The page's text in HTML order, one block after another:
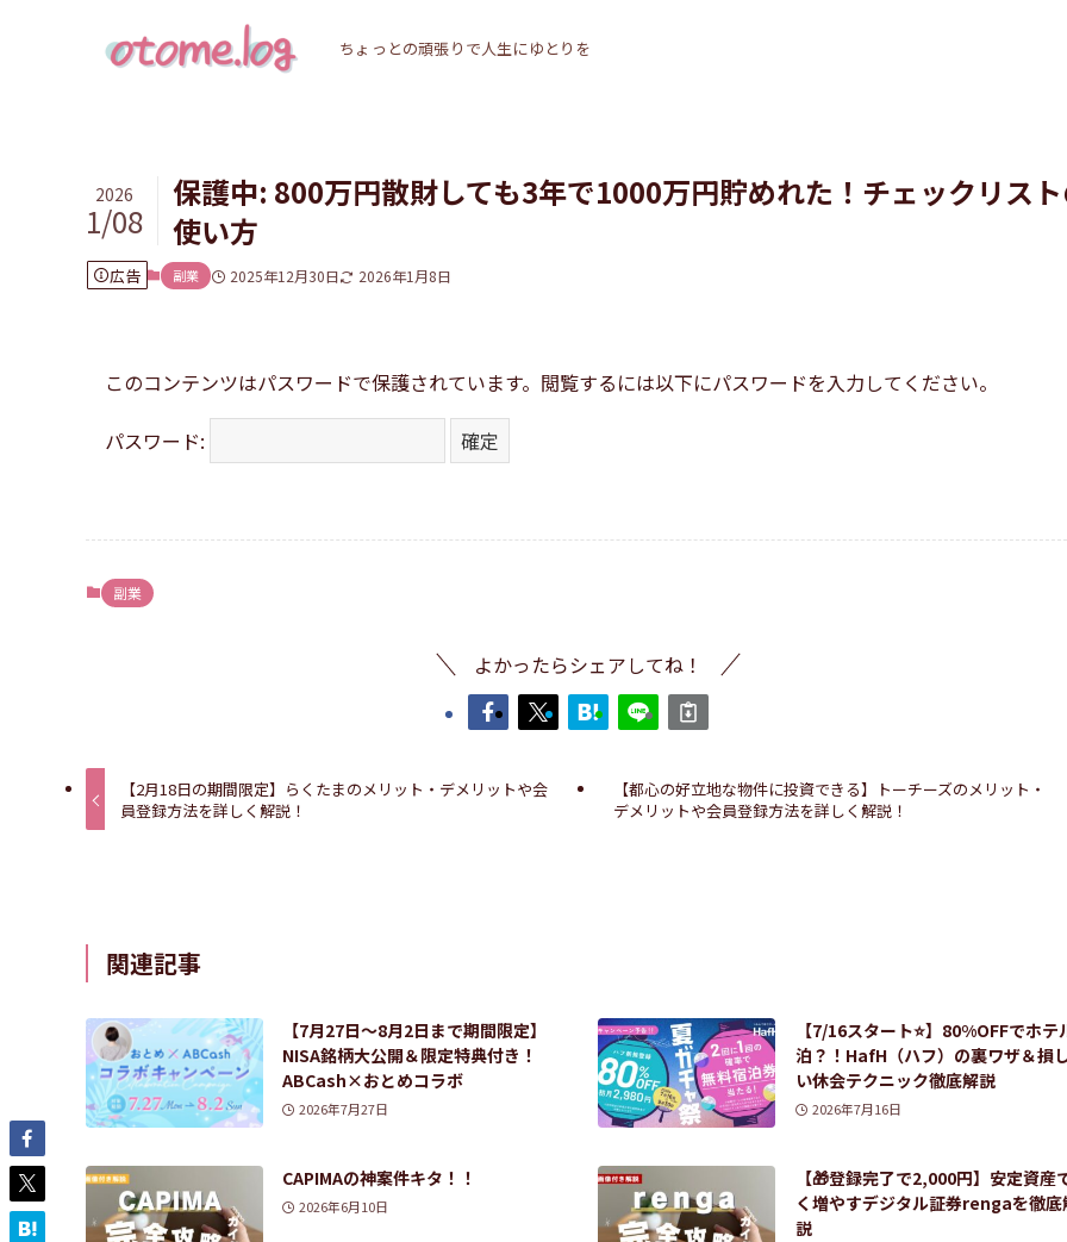
ちょっとの頑張りで人生にゆとりを
保護中: 800万円散財しても3年で1000万円貯めれた！チェックリス
使い方
2026
1/08
広告 副業 2025年12月30日 2026年1月8日
このコンテンツはパスワードで保護されています。閲覧するには以下にパスワードを入力してください。
パスワード:
副業
よかったらシェアしてね！
【2月18日の期間限定】らくたまのメリット・デメリットや会
員登録方法を詳しく解説！
【都心の好立地な物件に投資できる】トーチーズのメリット・
デメリットや会員登録方法を詳しく解説！
関連記事
【7月27日〜8月2日まで期間限定】
NISA銘柄大公開＆限定特典付き！
ABCash×おとめコラボ
2026年7月27日
【7/16スタート⭐️】80%OFFでホテ
泊？！HafH（ハフ）の裏ワザ＆損
い休会テクニック徹底解説
2026年7月16日
CAPIMAの神案件キタ！！
2026年6月10日
【🎁登録完了で2,000円】安定資産
く増やすデジタル証券rengaを徹底
説